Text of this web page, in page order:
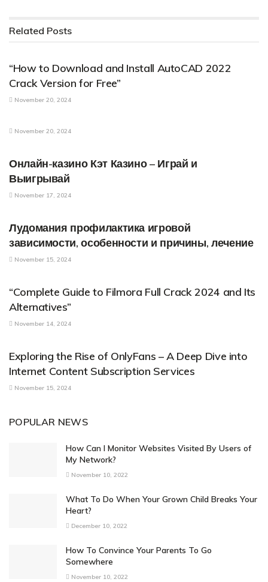
Related Posts
“How to Download and Install AutoCAD 2022
Crack Version for Free”
November 20, 2024
November 20, 2024
Онлайн-казино Кэт Казино – Играй и
Выигрывай
November 17, 2024
Лудомания профилактика игровой
зависимости, особенности и причины, лечение
November 15, 2024
“Complete Guide to Filmora Full Crack 2024 and Its
Alternatives”
November 14, 2024
Exploring the Rise of OnlyFans – A Deep Dive into
Internet Content Subscription Services
November 15, 2024
POPULAR NEWS
How Can I Monitor Websites Visited By Users of
My Network?
November 10, 2022
What To Do When Your Grown Child Breaks Your
Heart?
December 10, 2022
How To Convince Your Parents To Go
Somewhere
November 10, 2022